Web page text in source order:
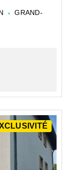
à
GRAND-